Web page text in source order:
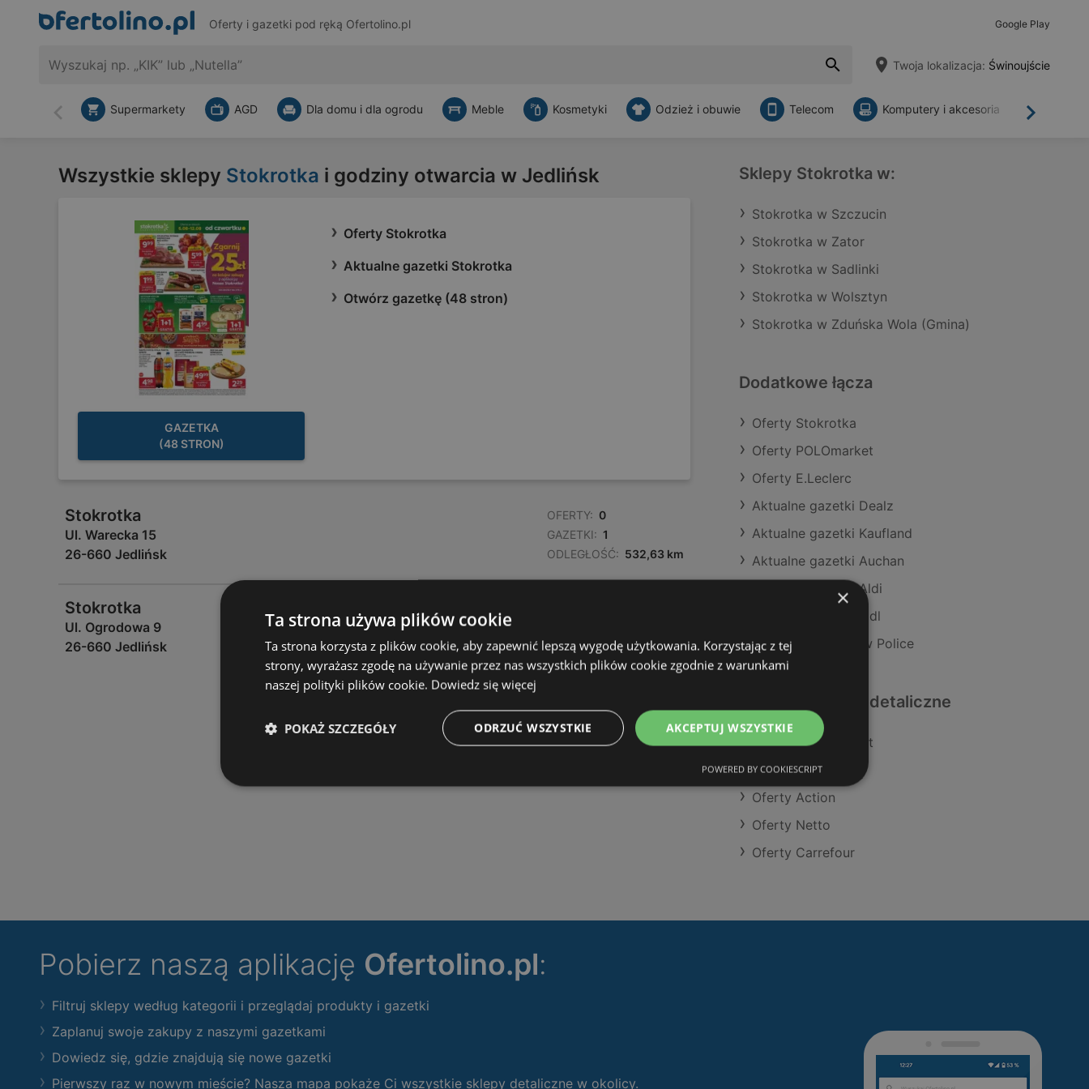
Oferty i gazetki pod ręką Ofertolino.pl Google Play
Twoja lokalizacja: Świnoujście
Wstecz Dalej
Supermarkety AGD Dla domu i dla ogrodu Meble Kosmetyki Odzież i obuwie Telecom Komputery i akcesoria
Wszystkie sklepy Stokrotka i godziny otwarcia w Jedlińsk
GAZETKA
(48 STRON)
Oferty Stokrotka
Aktualne gazetki Stokrotka
Otwórz gazetkę (48 stron)
Stokrotka
Ul. Warecka 15
26-660 Jedlińsk
OFERTY: 0
GAZETKI: 1
ODLEGŁOŚĆ: 532,63 km
Stokrotka
Ul. Ogrodowa 9
26-660 Jedlińsk
ODLEGŁOŚĆ: 533,05 km
Sklepy Stokrotka w:
Stokrotka w Szczucin
Stokrotka w Zator
Stokrotka w Sadlinki
Stokrotka w Wolsztyn
Stokrotka w Zduńska Wola (Gmina)
Dodatkowe łącza
Oferty Stokrotka
Oferty POLOmarket
Oferty E.Leclerc
Aktualne gazetki Dealz
Aktualne gazetki Kaufland
Aktualne gazetki Auchan
Aktualne gazetki Aldi
Aktualne gazetki Lidl
Sklepy Stokrotka w Police
Podobne sklepy detaliczne
Oferty POLOmarket
Oferty Kaufland
Oferty Action
Oferty Netto
Oferty Carrefour
Pobierz naszą aplikację Ofertolino.pl:
Filtruj sklepy według kategorii i przeglądaj produkty i gazetki
Zaplanuj swoje zakupy z naszymi gazetkami
Dowiedz się, gdzie znajdują się nowe gazetki
Pierwszy raz w nowym mieście? Nasza mapa pokaże Ci wszystkie sklepy detaliczne w okolicy.
×
Ta strona używa plików cookie
Ta strona korzysta z plików cookie, aby zapewnić lepszą wygodę użytkowania. Korzystając z tej
strony, wyrażasz zgodę na używanie przez nas wszystkich plików cookie zgodnie z warunkami
naszej polityki plików cookie. Dowiedz się więcej
AKCEPTUJ WSZYSTKIE
ODRZUĆ WSZYSTKIE
POKAŻ SZCZEGÓŁY
POWERED BY COOKIESCRIPT